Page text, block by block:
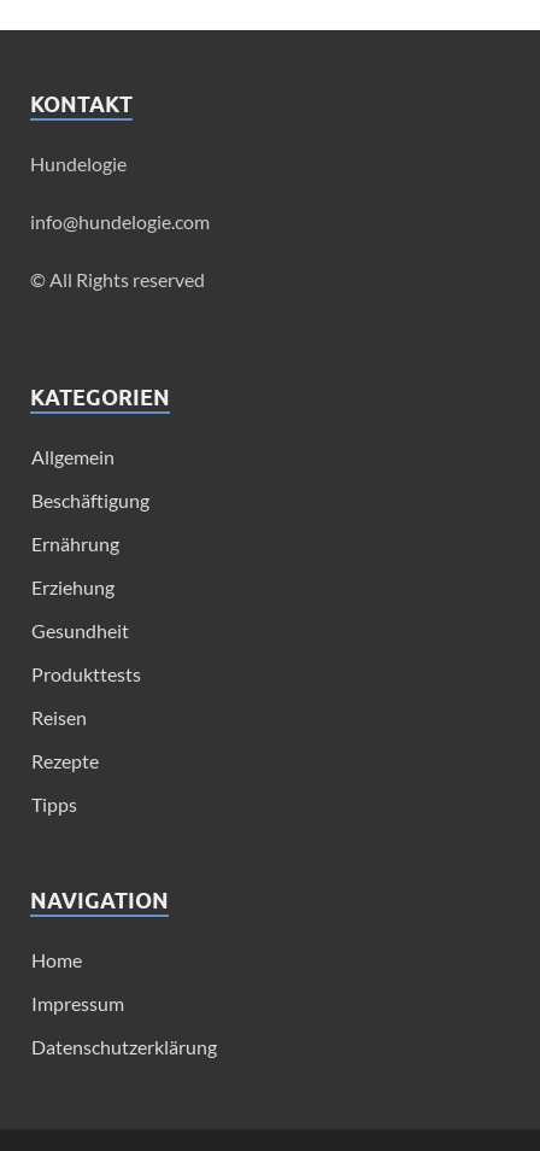
KONTAKT
Hundelogie
info@hundelogie.com
© All Rights reserved
KATEGORIEN
Allgemein
Beschäftigung
Ernährung
Erziehung
Gesundheit
Produkttests
Reisen
Rezepte
Tipps
NAVIGATION
Home
Impressum
Datenschutzerklärung